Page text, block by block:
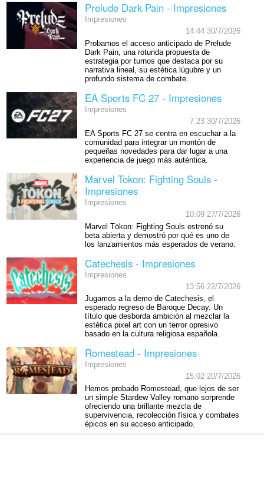
Prelude Dark Pain - Impresiones
Impresiones
14:44 30/7/2026
Probamos el acceso anticipado de Prelude
Dark Pain, una rotunda propuesta de
estrategia por turnos que destaca por su
narrativa lineal, su estética lúgubre y un
profundo sistema de combate.
EA Sports FC 27 - Impresiones
Impresiones
7:23 30/7/2026
EA Sports FC 27 se centra en escuchar a la
comunidad para integrar un montón de
pequeñas novedades para dar lugar a una
experiencia de juego más auténtica.
Marvel Tokon: Fighting Souls -
Impresiones
Impresiones
10:09 27/7/2026
Marvel Tōkon: Fighting Souls estrenó su
beta abierta y demostró por qué es uno de
los lanzamientos más esperados de verano.
Catechesis - Impresiones
Impresiones
13:56 22/7/2026
Jugamos a la demo de Catechesis, el
esperado regreso de Baroque Decay. Un
título que desborda ambición al mezclar la
estética pixel art con un terror opresivo
basado en la cultura religiosa española.
Romestead - Impresiones
Impresiones
15:02 20/7/2026
Hemos probado Romestead, que lejos de ser
un simple Stardew Valley romano sorprende
ofreciendo una brillante mezcla de
supervivencia, recolección física y combates
épicos en su acceso anticipado.